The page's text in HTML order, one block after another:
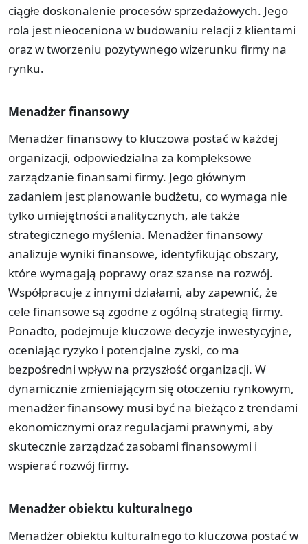
ciągłe doskonalenie procesów sprzedażowych. Jego
rola jest nieoceniona w budowaniu relacji z klientami
oraz w tworzeniu pozytywnego wizerunku firmy na
rynku.
Menadżer finansowy
Menadżer finansowy to kluczowa postać w każdej
organizacji, odpowiedzialna za kompleksowe
zarządzanie finansami firmy. Jego głównym
zadaniem jest planowanie budżetu, co wymaga nie
tylko umiejętności analitycznych, ale także
strategicznego myślenia. Menadżer finansowy
analizuje wyniki finansowe, identyfikując obszary,
które wymagają poprawy oraz szanse na rozwój.
Współpracuje z innymi działami, aby zapewnić, że
cele finansowe są zgodne z ogólną strategią firmy.
Ponadto, podejmuje kluczowe decyzje inwestycyjne,
oceniając ryzyko i potencjalne zyski, co ma
bezpośredni wpływ na przyszłość organizacji. W
dynamicznie zmieniającym się otoczeniu rynkowym,
menadżer finansowy musi być na bieżąco z trendami
ekonomicznymi oraz regulacjami prawnymi, aby
skutecznie zarządzać zasobami finansowymi i
wspierać rozwój firmy.
Menadżer obiektu kulturalnego
Menadżer obiektu kulturalnego to kluczowa postać w